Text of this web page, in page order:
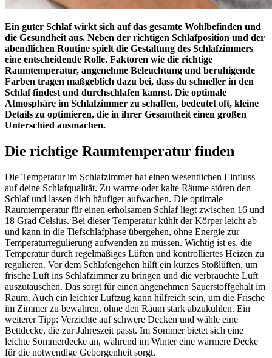
Ein guter Schlaf wirkt sich auf das gesamte Wohlbefinden und
die Gesundheit aus. Neben der richtigen Schlafposition und der
abendlichen Routine spielt die Gestaltung des Schlafzimmers
eine entscheidende Rolle. Faktoren wie die richtige
Raumtemperatur, angenehme Beleuchtung und beruhigende
Farben tragen maßgeblich dazu bei, dass du schneller in den
Schlaf findest und durchschlafen kannst. Die optimale
Atmosphäre im Schlafzimmer zu schaffen, bedeutet oft, kleine
Details zu optimieren, die in ihrer Gesamtheit einen großen
Unterschied ausmachen.
Die richtige Raumtemperatur finden
Die Temperatur im Schlafzimmer hat einen wesentlichen Einfluss
auf deine Schlafqualität. Zu warme oder kalte Räume stören den
Schlaf und lassen dich häufiger aufwachen. Die optimale
Raumtemperatur für einen erholsamen Schlaf liegt zwischen 16 und
18 Grad Celsius. Bei dieser Temperatur kühlt der Körper leicht ab
und kann in die Tiefschlafphase übergehen, ohne Energie zur
Temperaturregulierung aufwenden zu müssen. Wichtig ist es, die
Temperatur durch regelmäßiges Lüften und kontrolliertes Heizen zu
regulieren. Vor dem Schlafengehen hilft ein kurzes Stoßlüften, um
frische Luft ins Schlafzimmer zu bringen und die verbrauchte Luft
auszutauschen. Das sorgt für einen angenehmen Sauerstoffgehalt im
Raum. Auch ein leichter Luftzug kann hilfreich sein, um die Frische
im Zimmer zu bewahren, ohne den Raum stark abzukühlen. Ein
weiterer Tipp: Verzichte auf schwere Decken und wähle eine
Bettdecke, die zur Jahreszeit passt. Im Sommer bietet sich eine
leichte Sommerdecke an, während im Winter eine wärmere Decke
für die notwendige Geborgenheit sorgt.